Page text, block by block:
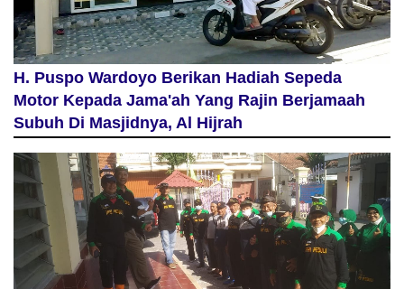
H. Puspo Wardoyo Berikan Hadiah Sepeda
Motor Kepada Jama'ah Yang Rajin Berjamaah
Subuh Di Masjidnya, Al Hijrah